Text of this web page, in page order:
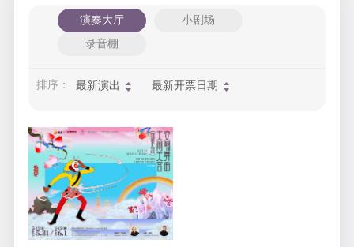
演奏大厅
小剧场
录音棚
排序： 最新演出 最新开票日期